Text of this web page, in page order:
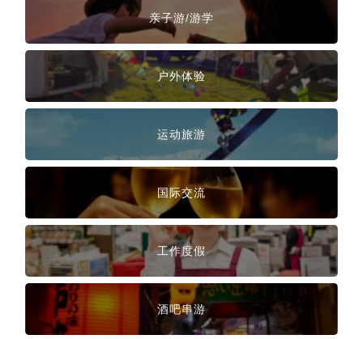
亲子游/游学
户外体验
运动旅游
国际交流
工作度假
酒吧串游